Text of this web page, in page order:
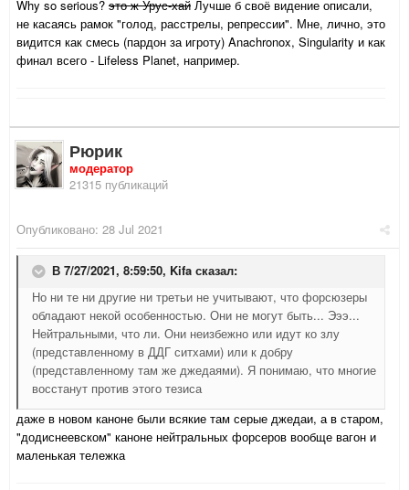
Why so serious? это ж Урус-хай Лучше б своё видение описали,
не касаясь рамок "голод, расстрелы, репрессии". Мне, лично, это
видится как смесь (пардон за игроту) Anachronox, Singularity и как
финал всего - Lifeless Planet, например.
Рюрик
модератор
21315 публикаций
Опубликовано: 28 Jul 2021
В 7/27/2021, 8:59:50, Kifa сказал:
Но ни те ни другие ни третьи не учитывают, что форсюзеры
обладают некой особенностью. Они не могут быть... Эээ...
Нейтральными, что ли. Они неизбежно или идут ко злу
(представленному в ДДГ ситхами) или к добру
(представленному там же джедаями). Я понимаю, что многие
восстанут против этого тезиса
даже в новом каноне были всякие там серые джедаи, а в старом,
"додиснеевском" каноне нейтральных форсеров вообще вагон и
маленькая тележка